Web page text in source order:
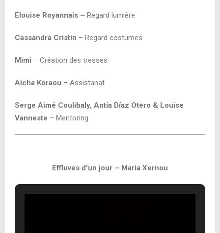
Elouise Royannais – Regard lumière
Cassandra Cristin – Regard costumes
Mimi – Création des tresses
Aïcha Koraou – Assistanat
Serge Aimé Coulibaly, Antía Díaz Otero & Louise
Vanneste – Mentoring
Effluves d’un jour – Maria Xernou